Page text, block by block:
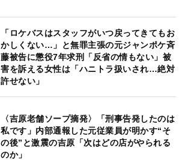
「ロケバスはスタッフがいつ戻ってきてもお
かしくない…」と無罪主張の元ジャンポケ斉
藤被告に懲役7年求刑「反省の情もない」被
害を訴える女性は「ハニトラ扱いされ…絶対
許せない」
〈吉原老舗ソープ摘発〉「刑事告発したのは
私です」内部通報した元従業員が明かす“そ
の後”と激震の吉原「次はどの店がやられる
のか」